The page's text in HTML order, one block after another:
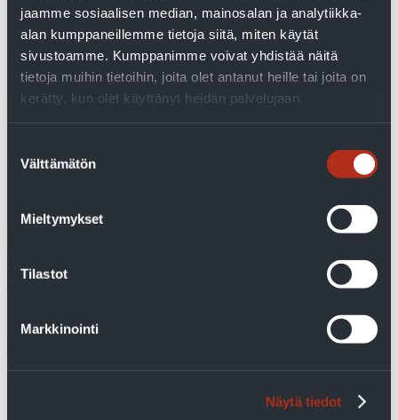
jaamme sosiaalisen median, mainosalan ja analytiikka-
alan kumppaneillemme tietoja siitä, miten käytät
sivustoamme. Kumppanimme voivat yhdistää näitä
tietoja muihin tietoihin, joita olet antanut heille tai joita on
kerätty, kun olet käyttänyt heidän palvelujaan.
valinta
Välttämätön
Mieltymykset
Tilastot
Markkinointi
Näytä tiedot
Fossiilisista polttoaineista luopuvalle
omakotiasujalle on tarjolla tukea valtion taholta,
ja lisäksi jälleenmyyjät voivat tarjota edullista
rahoitusta investointiin. Katso Jäspi-blogista
vaihtoehdot: tukivaihtoehdot
Valitse lämmitystapa